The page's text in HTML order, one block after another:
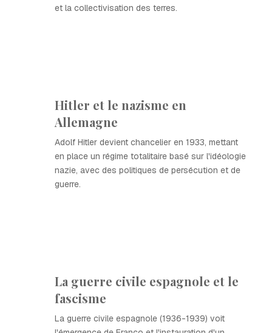
et la collectivisation des terres.
Hitler et le nazisme en
Allemagne
Adolf Hitler devient chancelier en 1933, mettant
en place un régime totalitaire basé sur l'idéologie
nazie, avec des politiques de persécution et de
guerre.
La guerre civile espagnole et le
fascisme
La guerre civile espagnole (1936-1939) voit